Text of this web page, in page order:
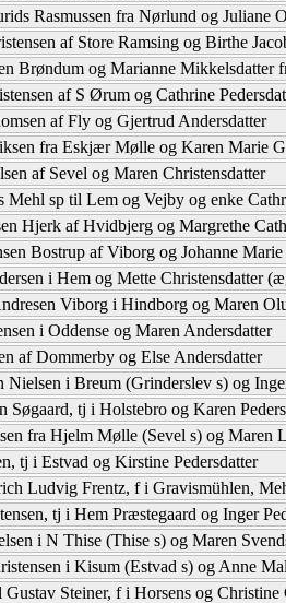
Rasmussen fra Nørlund og Juliane
af Store Ramsing og Birthe
Brøndum og Marianne Mikkelsdatter
af S Ørum og Cathrine
af Fly og Gjertrud Andersdatter
fra Eskjær Mølle og Karen Marie
af Sevel og Maren Christensdatter
Mehl sp til Lem og Vejby og enke
Hjerk af Hvidbjerg og Margrethe
Bostrup af Viborg og Johanne
i Hem og Mette Christensdatter
Viborg i Hindborg og Maren
i Oddense og Maren Andersdatter
af Dommerby og Else Andersdatter
Nielsen i Breum (Grinderslev s) og
Søgaard, tj i Holstebro og Karen
fra Hjelm Mølle (Sevel s) og Maren
tj i Estvad og Kirstine Pedersdatter
Ludvig Frentz, f i Gravismühlen,
tj i Hem Præstegaard og Inger
i N Thise (Thise s) og Maren
i Kisum (Estvad s) og Anne
Gustav Steiner, f i Horsens og